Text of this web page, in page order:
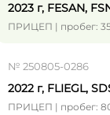
2023 г, FESAN,
ПРИЦЕП | пробег:
№ 250805-0286
2022 г, FLIEGL,
ПРИЦЕП | пробег: